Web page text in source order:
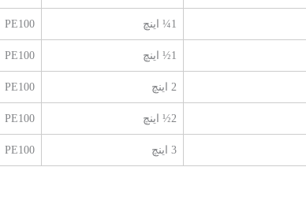
1¼ اینچ PE100
1½ اینچ PE100
2 اینچ PE100
2½ اینچ PE100
3 اینچ PE100